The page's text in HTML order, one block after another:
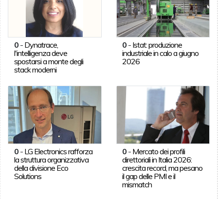
0- Dynatrace,
l'intelligenza deve
spostarsi a monte degli
stack moderni
0 - Istat: produzione
industriale in calo a giugno
2026
0- LG Electronics rafforza
la struttura organizzativa
della divisione Eco
Solutions
0 - Mercato dei profili
direttoriali in Italia 2026:
crescita record, ma pesano
il gap delle PMI e il
mismatch